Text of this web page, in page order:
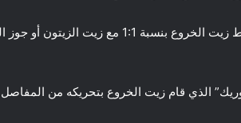
التخفيف بزيت ناقل: نظراً لكثافته العالية، يفضل خلط زيت
الذي قام زيت الخروع بتحريكه من